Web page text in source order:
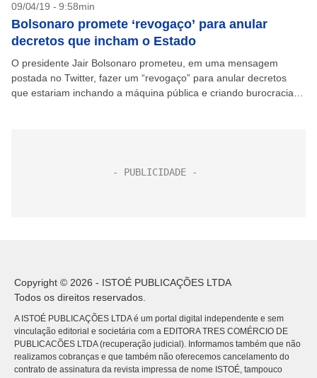
09/04/19 - 9:58min
Bolsonaro promete ‘revogaço’ para anular
decretos que incham o Estado
O presidente Jair Bolsonaro prometeu, em uma mensagem
postada no Twitter, fazer um “revogaço” para anular decretos
que estariam inchando a máquina pública e criando burocracias
Copyright © 2026 - ISTOÉ PUBLICAÇÕES LTDA
Todos os direitos reservados.
A ISTOÉ PUBLICAÇÕES LTDA é um portal digital independente e sem
vinculação editorial e societária com a EDITORA TRES COMÉRCIO DE
PUBLICACÕES LTDA (recuperação judicial). Informamos também que não
realizamos cobranças e que também não oferecemos cancelamento do
contrato de assinatura da revista impressa de nome ISTOÉ, tampouco